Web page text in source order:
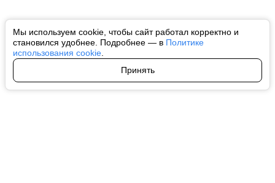
Мы используем cookie, чтобы сайт работал корректно и
становился удобнее. Подробнее — в Политике
использования cookie
Принять